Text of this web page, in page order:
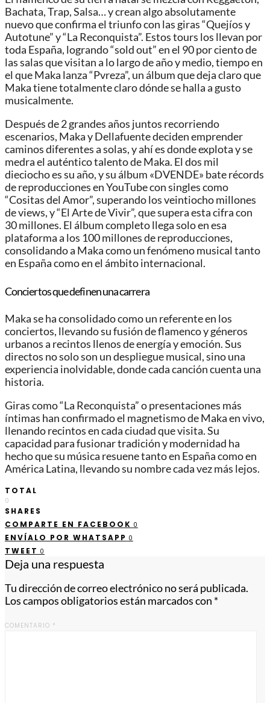
Bachata, Trap, Salsa… y crean algo absolutamente
nuevo que confirma el triunfo con las giras “Quejíos y
Autotune” y “La Reconquista”. Estos tours los llevan por
toda España, logrando “sold out” en el 90 por ciento de
las salas que visitan a lo largo de año y medio, tiempo en
el que Maka lanza “Pvreza”, un álbum que deja claro que
Maka tiene totalmente claro dónde se halla a gusto
musicalmente.
Después de 2 grandes años juntos recorriendo
escenarios, Maka y Dellafuente deciden emprender
caminos diferentes a solas, y ahí es donde explota y se
medra el auténtico talento de Maka. El dos mil
dieciocho es su año, y su álbum «DVENDE» bate récords
de reproducciones en YouTube con singles como
“Cositas del Amor”, superando los veintiocho millones
de views, y “El Arte de Vivir”, que supera esta cifra con
30 millones. El álbum completo llega solo en esa
plataforma a los 100 millones de reproducciones,
consolidando a Maka como un fenómeno musical tanto
en España como en el ámbito internacional.
Conciertos que definen una carrera
Maka se ha consolidado como un referente en los
conciertos, llevando su fusión de flamenco y géneros
urbanos a recintos llenos de energía y emoción. Sus
directos no solo son un despliegue musical, sino una
experiencia inolvidable, donde cada canción cuenta una
historia.
Giras como “La Reconquista” o presentaciones más
íntimas han confirmado el magnetismo de Maka en vivo,
llenando recintos en cada ciudad que visita. Su
capacidad para fusionar tradición y modernidad ha
hecho que su música resuene tanto en España como en
América Latina, llevando su nombre cada vez más lejos.
TOTAL
0
SHARES
COMPARTE EN FACEBOOK 0
ENVÍALO POR WHATSAPP 0
TWEET 0
Deja una respuesta
Tu dirección de correo electrónico no será publicada.
Los campos obligatorios están marcados con *
COMENTARIO *